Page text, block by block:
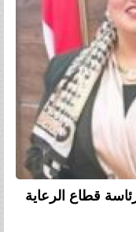
قطاع الرعاية